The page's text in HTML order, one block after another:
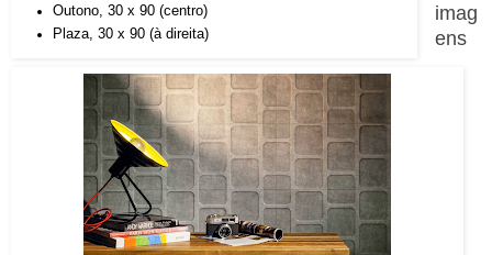
Outono, 30 x 90 (centro)
Plaza, 30 x 90 (à direita)
imag
ens